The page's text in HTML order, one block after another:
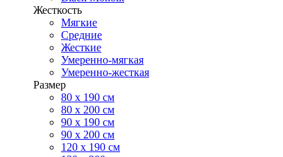
Жесткость
Мягкие
Средние
Жесткие
Умеренно-мягкая
Умеренно-жесткая
Размер
80 х 190 см
80 х 200 см
90 х 190 см
90 х 200 см
120 х 190 см